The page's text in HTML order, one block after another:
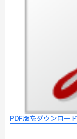
PDF版をダウンロード